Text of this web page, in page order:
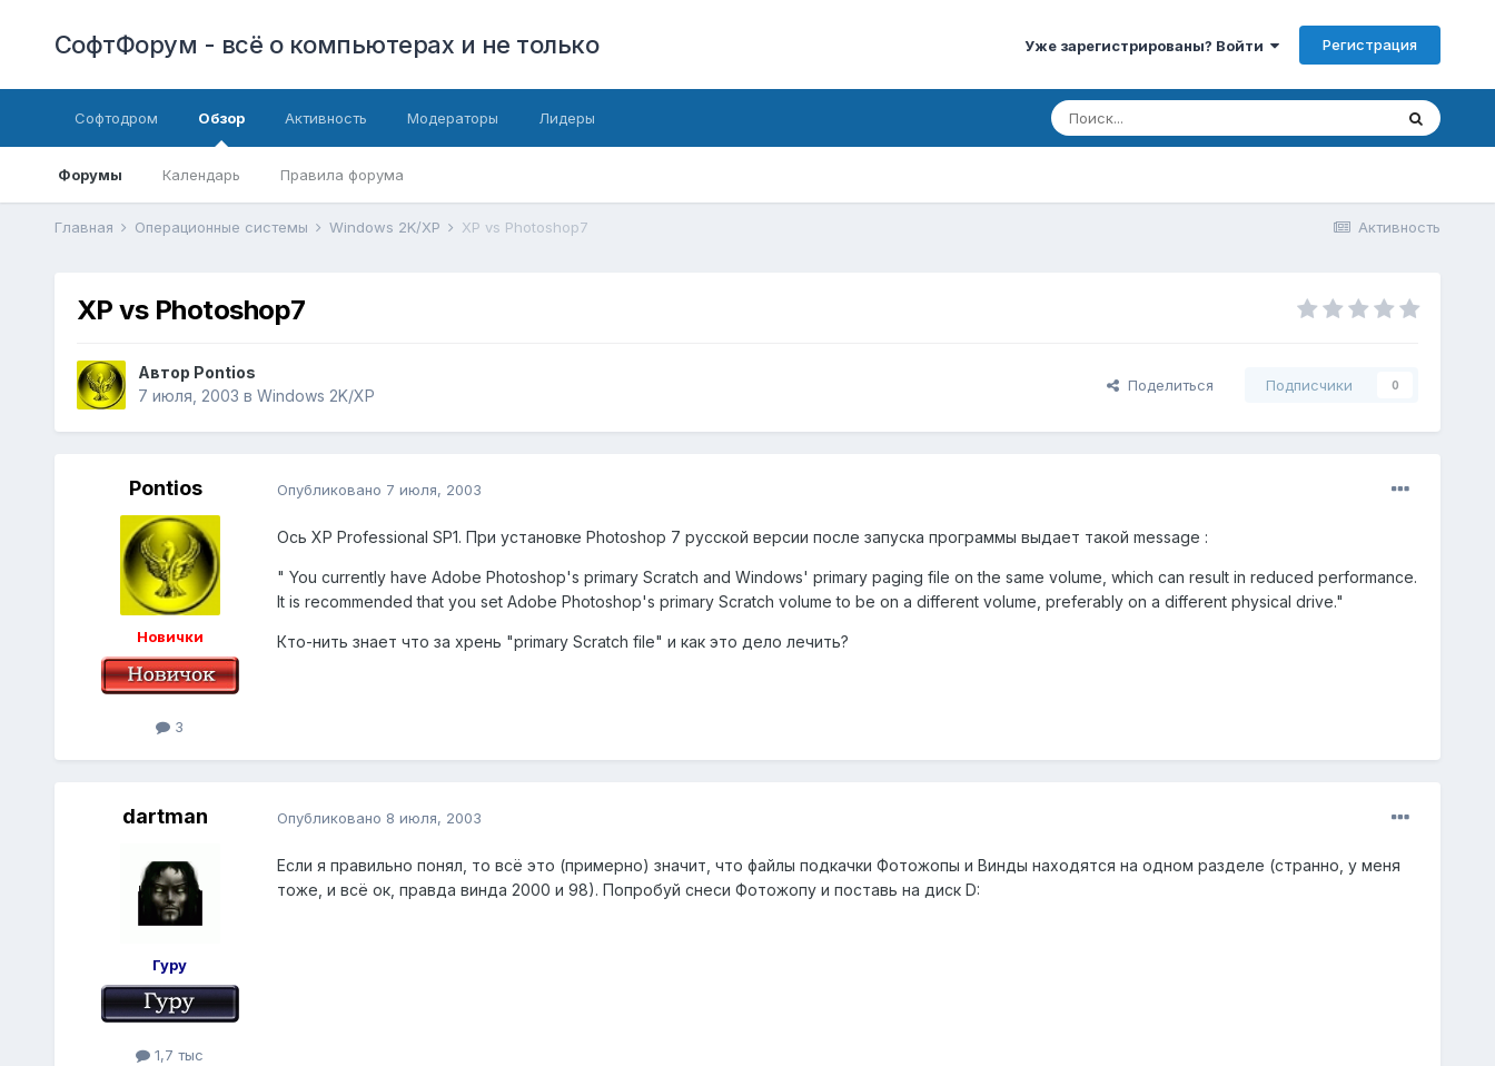
СофтФорум - всё о компьютерах и не только Уже зарегистрированы? Войти Регистрация
Софтодром Обзор
Форумы Календарь Правила форума
Активность Модераторы Лидеры
Активность
Главная Операционные системы Windows 2K/XP XP vs Photoshop7
XP vs Photoshop7
Автор Pontios
7 июля, 2003 в Windows 2K/XP
Поделиться Подписчики 0
Pontios
Новички
3
Опубликовано 7 июля, 2003
Ось XP Professional SP1. При установке Photoshop 7 русской версии после запуска программы выдает такой message :
" You currently have Adobe Photoshop's primary Scratch and Windows' primary paging file on the same volume, which can result in reduced performance.
It is recommended that you set Adobe Photoshop's primary Scratch volume to be on a different volume, preferably on a different physical drive."
Кто-нить знает что за хрень "primary Scratch file" и как это дело лечить?
dartman
Гуру
1,7 тыс
Опубликовано 8 июля, 2003
Если я правильно понял, то всё это (примерно) значит, что файлы подкачки Фотожопы и Винды находятся на одном разделе (странно, у меня
тоже, и всё ок, правда винда 2000 и 98). Попробуй снеси Фотожопу и поставь на диск D: